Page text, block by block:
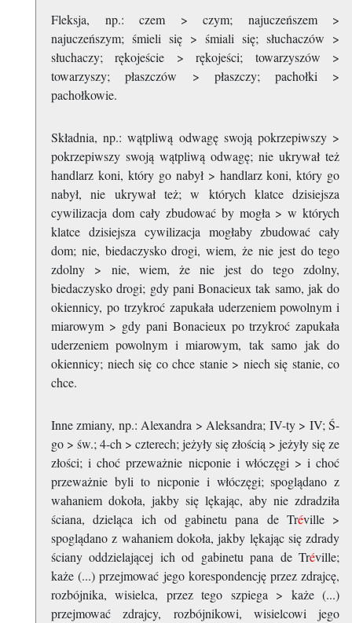
Fleksja, np.: czem > czym; najuczeńszem >
najuczeńszym; śmieli się > śmiali się; słuchaczów >
słuchaczy; rękojeście > rękojeści; towarzyszów >
towarzyszy; płaszczów > płaszczy; pachołki >
pachołkowie.
Składnia, np.: wątpliwą odwagę swoją pokrzepiwszy >
pokrzepiwszy swoją wątpliwą odwagę; nie ukrywał też
handlarz koni, który go nabył > handlarz koni, który go
nabył, nie ukrywał też; w których klatce dzisiejsza
cywilizacja dom cały zbudować by mogła > w których
klatce dzisiejsza cywilizacja mogłaby zbudować cały
dom; nie, biedaczysko drogi, wiem, że nie jest do tego
zdolny > nie, wiem, że nie jest do tego zdolny,
biedaczysko drogi; gdy pani Bonacieux tak samo, jak do
okiennicy, po trzykroć zapukała uderzeniem powolnym i
miarowym > gdy pani Bonacieux po trzykroć zapukała
uderzeniem powolnym i miarowym, tak samo jak do
okiennicy; niech się co chce stanie > niech się stanie, co
chce.
Inne zmiany, np.: Alexandra > Aleksandra; IV-ty > IV; Ś-
go > św.; 4-ch > czterech; jeżyły się złością > jeżyły się ze
złości; i choć przeważnie nicponie i włóczęgi > i choć
przeważnie byli to nicponie i włóczęgi; spoglądano z
wahaniem dokoła, jakby się lękając, aby nie zdradziła
ściana, dzieląca ich od gabinetu pana de Tréville >
spoglądano z wahaniem dokoła, jakby lękając się zdrady
ściany oddzielającej ich od gabinetu pana de Tréville;
każe (...) przejmować jego korespondencję przez zdrajcę,
rozbójnika, wisielca, przez tego szpiega > każe (...)
przejmować zdrajcy, rozbójnikowi, wisielcowi jego